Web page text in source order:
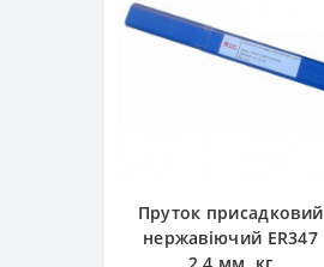
Пруток присадковий
нержавіючий ER347